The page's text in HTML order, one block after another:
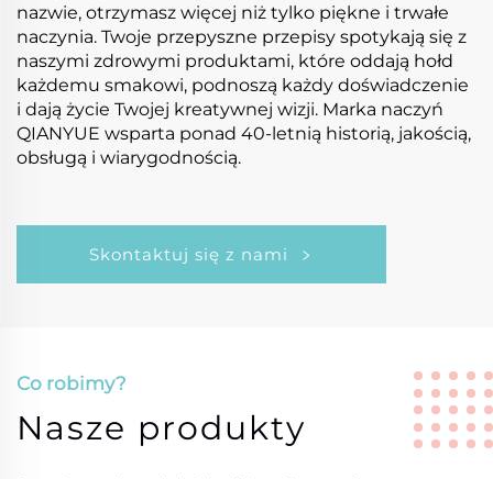
nazwie, otrzymasz więcej niż tylko piękne i trwałe
naczynia. Twoje przepyszne przepisy spotykają się z
naszymi zdrowymi produktami, które oddają hołd
każdemu smakowi, podnoszą każdy doświadczenie
i dają życie Twojej kreatywnej wizji. Marka naczyń
QIANYUE wsparta ponad 40-letnią historią, jakością,
obsługą i wiarygodnością.
Skontaktuj się z nami
Co robimy?
Nasze produkty